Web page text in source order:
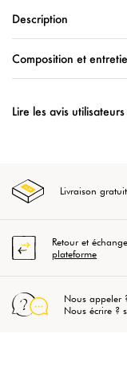
Description
Composition et
Lire les avis
Livraison
Retour et
plateforme
Nous
Nous écrire ?